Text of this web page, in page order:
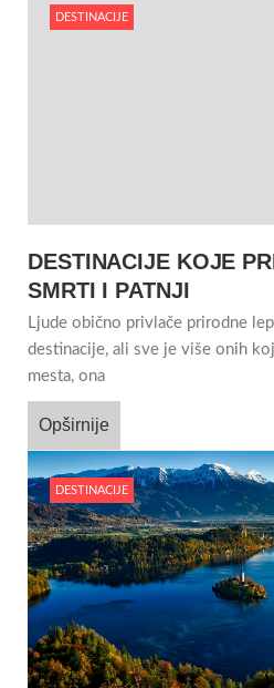
DESTINACIJE
DESTINACIJE KOJE
SMRTI I PATNJI
Ljude obično privlače prirodne
destinacije, ali sve je više onih
mesta, ona
Opširnije
DESTINACIJE